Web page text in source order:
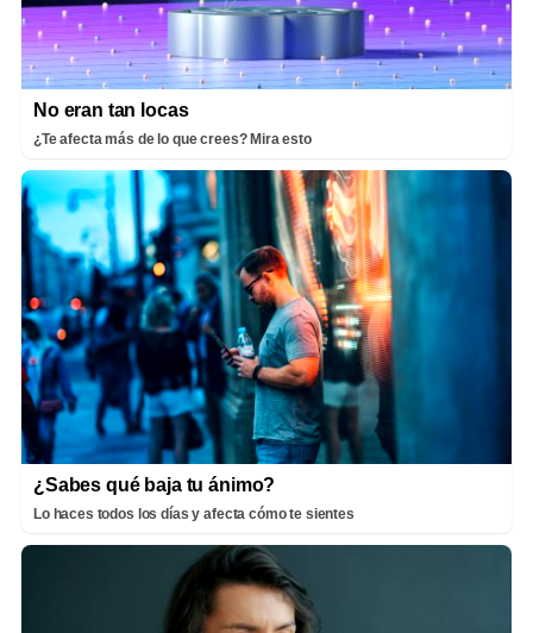
No eran tan locas
¿Te afecta más de lo que crees? Mira esto
¿Sabes qué baja tu ánimo?
Lo haces todos los días y afecta cómo te sientes